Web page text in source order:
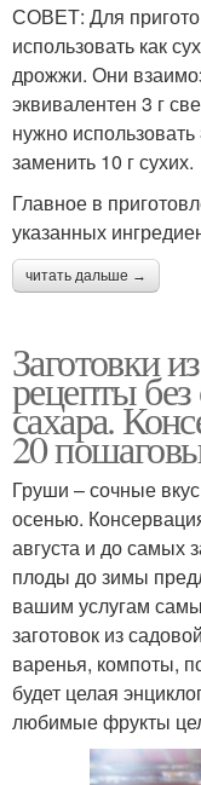
СОВЕТ: Для
использовать как
дрожжи. Они
эквивалентен 3 г
нужно
заменить 10 г сухих.
Главное в
указанных
читать дальше →
Заготовки
рецепты
сахара.
20
Груши – сочные
осенью.
августа и до самых
плоды до зимы
вашим услугам
заготовок из
варенья, компоты,
будет целая
любимые фрукты